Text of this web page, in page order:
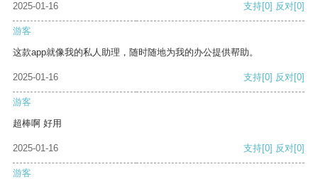
2025-01-16
支持[0] 反对[0]
游客
这款app就像我的私人助理，随时随地为我的办公提供帮助。
2025-01-16 支持[0] 反对[0]
游客
超棒啊 好用
2025-01-16 支持[0] 反对[0]
游客